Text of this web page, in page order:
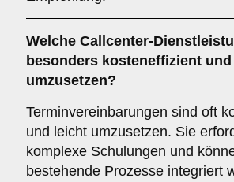
Welche Callcenter-
besonders kosteneffizient
umzusetzen?
Terminvereinbarungen sind oft
und leicht umzusetzen. Sie
komplexe Schulungen und
bestehende Prozesse integriert